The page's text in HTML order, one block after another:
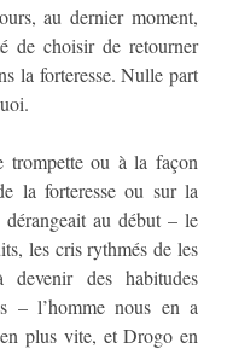
au dernier moment,
de choisir de retourner
la forteresse. Nulle part
trompette ou à la façon
la forteresse ou sur la
au début – le
les cris rythmés de les
devenir des habitudes
– l’homme nous en a
plus vite, et Drogo en